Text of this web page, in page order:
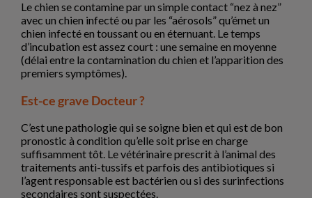
Le chien se contamine par un simple contact “nez à nez”
avec un chien infecté ou par les “aérosols” qu’émet un
chien infecté en toussant ou en éternuant. Le temps
d’incubation est assez court : une semaine en moyenne
(délai entre la contamination du chien et l’apparition des
premiers symptômes).
Est-ce grave Docteur ?
C’est une pathologie qui se soigne bien et qui est de bon
pronostic à condition qu’elle soit prise en charge
suffisamment tôt. Le vétérinaire prescrit à l’animal des
traitements anti-tussifs et parfois des antibiotiques si
l’agent responsable est bactérien ou si des surinfections
secondaires sont suspectées.